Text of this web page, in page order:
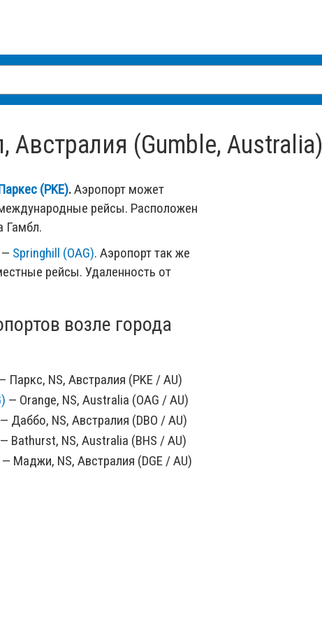
Австралия (Gumble, Australia)
(PKE).Аэропорт может
рейсы. Расположен
Гамбл.
— Springhill (OAG). Аэропорт так же
рейсы. Удаленность от
возле города
Паркс, NS, Австралия (PKE / AU)
— Orange, NS, Australia (OAG / AU)
— Даббо, NS, Австралия (DBO / AU)
— Bathurst, NS, Australia (BHS / AU)
— Маджи, NS, Австралия (DGE / AU)